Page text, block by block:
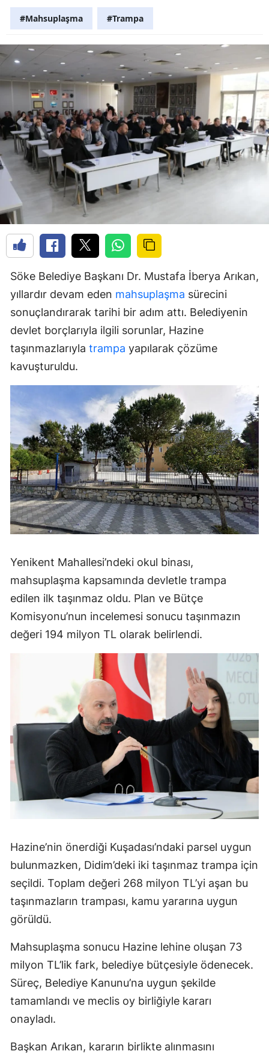
#Mahsuplaşma #Trampa
Söke Belediye Başkanı Dr. Mustafa İberya Arıkan,
yıllardır devam eden mahsuplaşma sürecini
sonuçlandırarak tarihi bir adım attı. Belediyenin
devlet borçlarıyla ilgili sorunlar, Hazine
taşınmazlarıyla trampa yapılarak çözüme
kavuşturuldu.
Yenikent Mahallesi’ndeki okul binası,
mahsuplaşma kapsamında devletle trampa
edilen ilk taşınmaz oldu. Plan ve Bütçe
Komisyonu’nun incelemesi sonucu taşınmazın
değeri 194 milyon TL olarak belirlendi.
Hazine’nin önerdiği Kuşadası’ndaki parsel uygun
bulunmazken, Didim’deki iki taşınmaz trampa için
seçildi. Toplam değeri 268 milyon TL’yi aşan bu
taşınmazların trampası, kamu yararına uygun
görüldü.
Mahsuplaşma sonucu Hazine lehine oluşan 73
milyon TL’lik fark, belediye bütçesiyle ödenecek.
Süreç, Belediye Kanunu’na uygun şekilde
tamamlandı ve meclis oy birliğiyle kararı
onayladı.
Başkan Arıkan, kararın birlikte alınmasını